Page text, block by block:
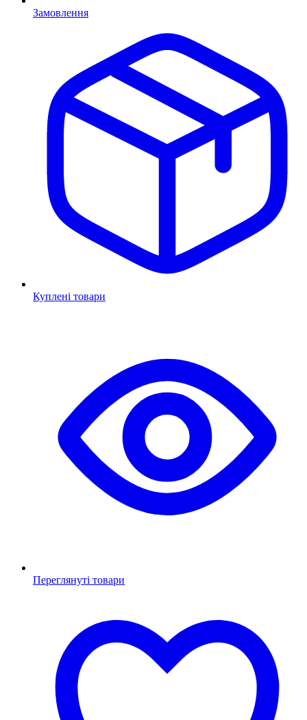
Замовлення
Куплені товари
Переглянуті товари